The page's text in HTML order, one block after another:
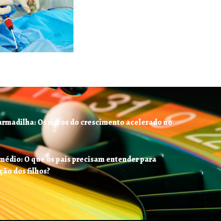
Os riscos do crescimento acelerado no
O que os pais precisam entender para
dos filhos?